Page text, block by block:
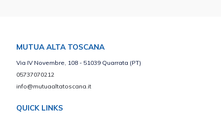
MUTUA ALTA TOSCANA
Via IV Novembre, 108 - 51039 Quarrata (PT)
05737070212
info@mutuaaltatoscana.it
QUICK LINKS